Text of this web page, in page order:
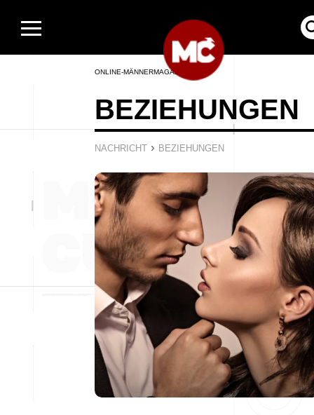
ONLINE-MÄNNERMAGAZIN
BEZIEHUNGEN
NACHRICHT › BEZIEHUNGEN